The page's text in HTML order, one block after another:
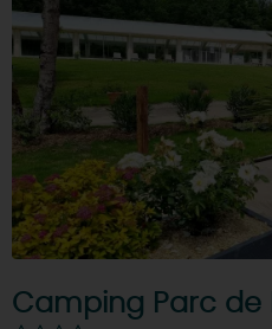
Camping Parc de